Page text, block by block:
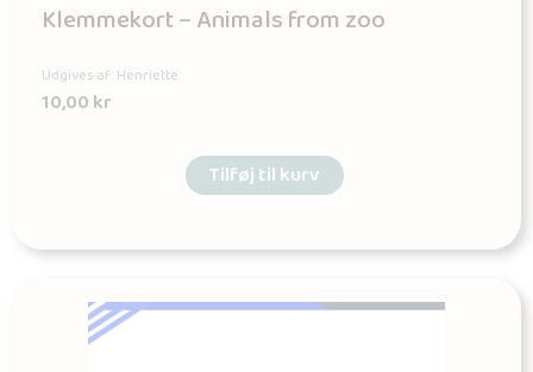
Klemmekort – Animals from zoo
Udgives af: Henriette
10,00kr
Tilføj til kurv